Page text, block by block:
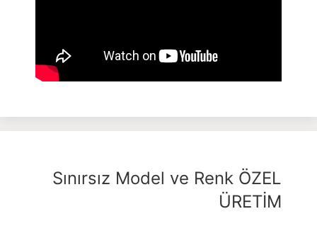
Sınırsız Model ve Renk ÖZEL
ÜRETİM